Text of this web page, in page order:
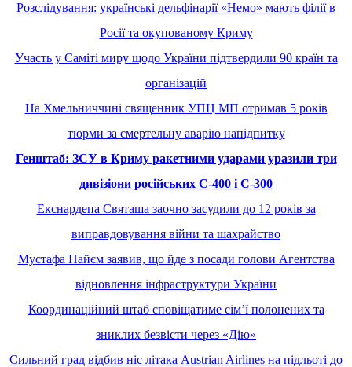
Розслідування: українські дельфінарії «Немо» мають філії в
Росії та окупованому Криму
Участь у Саміті миру щодо України підтвердили 90 країн та
організацій
На Хмельниччині священник УПЦ МП отримав 5 років
тюрми за смертельну аварію напідпитку
Генштаб: ЗСУ в Криму ракетними ударами уразили три
дивізіони російських С-400 і С-300
Екснардепа Святаша заочно засудили до 12 років за
виправдовування війни та шахрайство
Мустафа Найєм заявив, що йде з посади голови Агентства
відновлення інфраструктури України
Координаційний штаб сповіщатиме сімʼї полонених та
зниклих безвісти через «Дію»
Cильний град відбив ніс літака Austrian Airlines на підльоті до